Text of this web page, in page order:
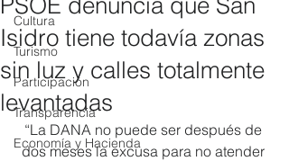
Cultura
Turismo
Participación
Transparencia
Economía y Hacienda
Isidro tiene todavía zonas
sin luz y calles totalmente
levantadas
“La DANA no puede ser después de
dos meses la excusa para no atender